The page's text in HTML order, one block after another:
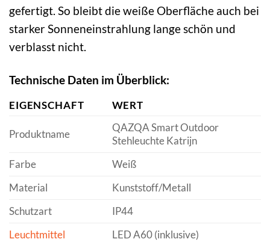
gefertigt. So bleibt die weiße Oberfläche auch bei
starker Sonneneinstrahlung lange schön und
verblasst nicht.
Technische Daten im Überblick:
EIGENSCHAFT WERT
Produktname
QAZQA Smart Outdoor
Stehleuchte Katrijn
Farbe
Weiß
Material
Kunststoff/Metall
Schutzart
IP44
Leuchtmittel
LED A60 (inklusive)